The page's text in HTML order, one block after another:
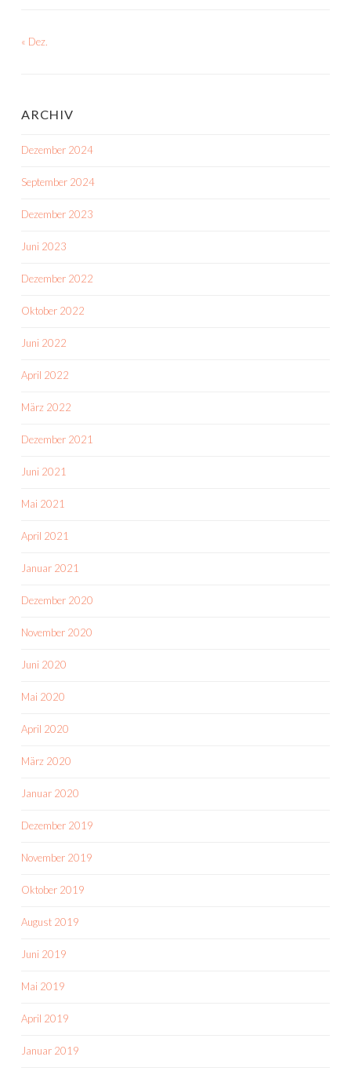
« Dez.
ARCHIV
Dezember 2024
September 2024
Dezember 2023
Juni 2023
Dezember 2022
Oktober 2022
Juni 2022
April 2022
März 2022
Dezember 2021
Juni 2021
Mai 2021
April 2021
Januar 2021
Dezember 2020
November 2020
Juni 2020
Mai 2020
April 2020
März 2020
Januar 2020
Dezember 2019
November 2019
Oktober 2019
August 2019
Juni 2019
Mai 2019
April 2019
Januar 2019